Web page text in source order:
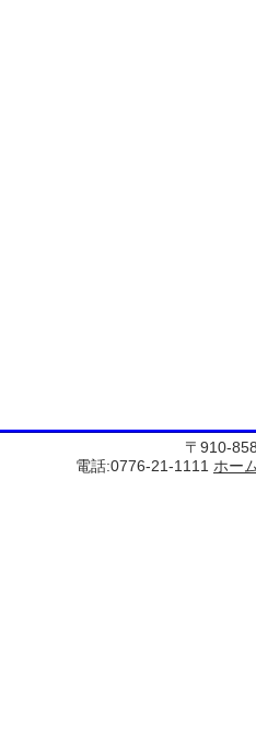
〒910-
電話:0776-21-1111 ホー